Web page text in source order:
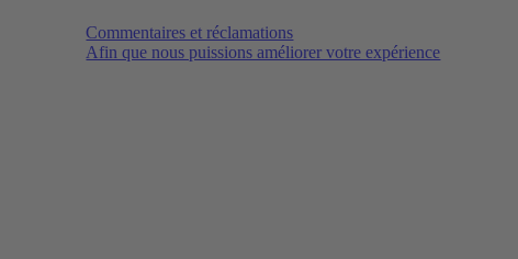
Commentaires et réclamations
Afin que nous puissions améliorer votre expérience